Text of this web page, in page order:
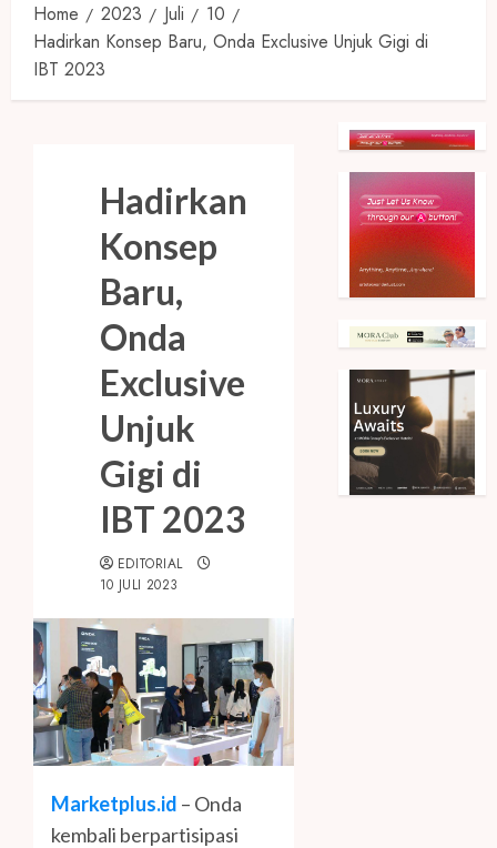
Home 2023 Juli
10
Hadirkan Konsep Baru, Onda Exclusive Unjuk Gigi di
IBT 2023
Hadirkan
Konsep
Baru,
Onda
Exclusive
Unjuk
Gigi di
IBT 2023
EDITORIAL
10 JULI 2023
Marketplus.id – Onda
kembali berpartisipasi